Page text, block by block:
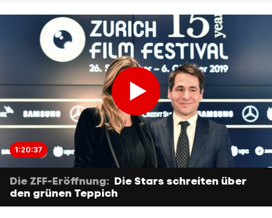
1:20:37
Die ZFF-Eröffnung: Die Stars schreiten über
den grünen Teppich